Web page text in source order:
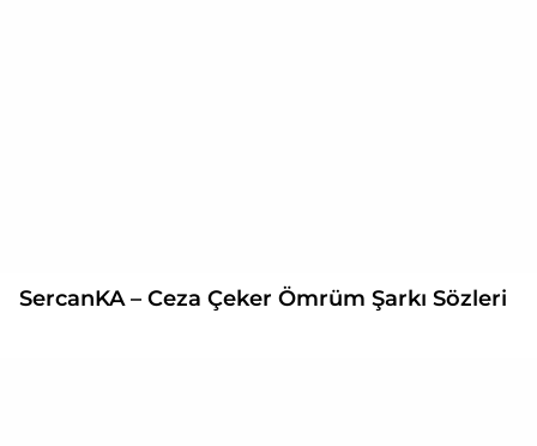
SercanKA – Ceza Çeker Ömrüm Şarkı Sözleri